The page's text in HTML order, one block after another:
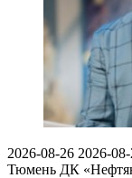
2026-08-26 2026-
Тюмень ДК